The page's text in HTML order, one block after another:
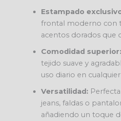
Estampado
frontal moderno con
acentos dorados que
Comodidad superior:
tejido suave y
uso diario en
Versatilidad:
jeans, faldas o
añadiendo un toque